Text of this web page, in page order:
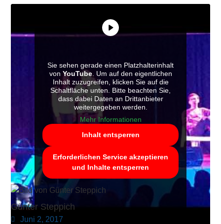
Sie sehen gerade einen Platzhalterinhalt
von YouTube. Um auf den eigentlichen
Inhalt zuzugreifen, klicken Sie auf die
Schaltfläche unten. Bitte beachten Sie,
dass dabei Daten an Drittanbieter
weitergegeben werden.
Mehr Informationen
Inhalt entsperren
Erforderlichen Service akzeptieren
und Inhalte entsperren
Günter Steppich
Juni 2, 2017